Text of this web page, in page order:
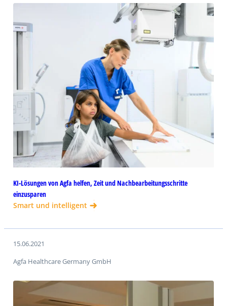
KI-Lösungen von Agfa helfen, Zeit und Nachbearbeitungsschritte
einzusparen
Smart und intelligent
15.06.2021
Agfa Healthcare Germany GmbH